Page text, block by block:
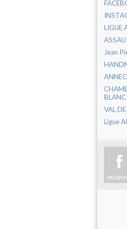
LIGUE
Jean
BLANC
VAL
Ligue